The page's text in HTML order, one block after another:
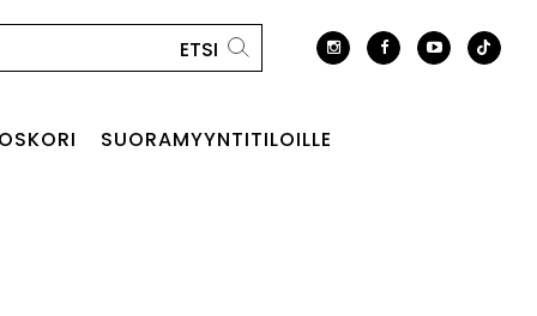
SUORAMYYNTITILOILLE